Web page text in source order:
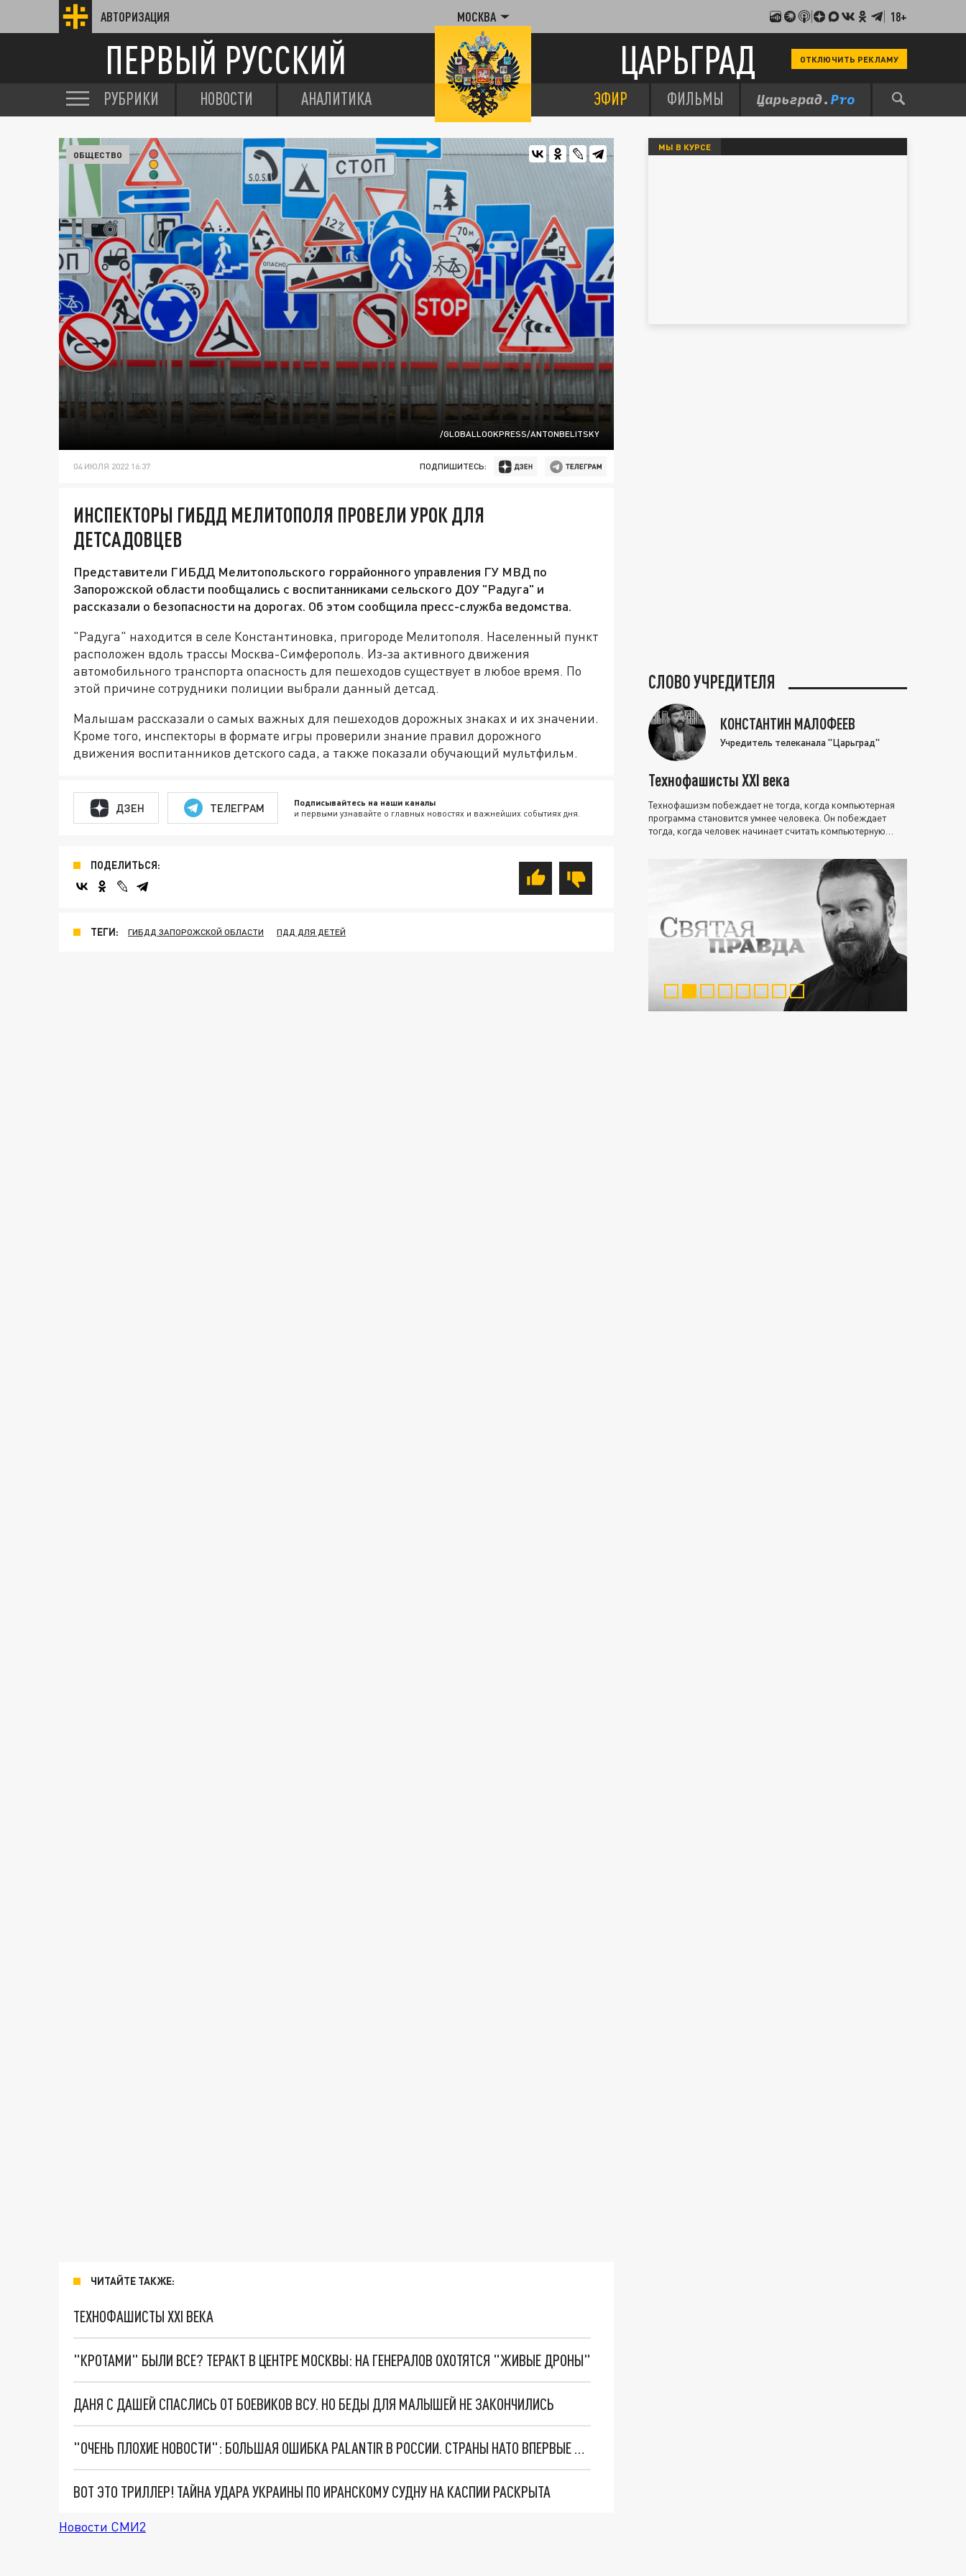
АВТОРИЗАЦИЯ МОСКВА 18+
ПЕРВЫЙ РУССКИЙ ЦАРЬГРАД ОТКЛЮЧИТЬ РЕКЛАМУ
РУБРИКИ НОВОСТИ АНАЛИТИКА ЭФИР ФИЛЬМЫ
/GLOBALLOOKPRESS/ANTONBELITSKY
ОБЩЕСТВО
04 ИЮЛЯ 2022 16:37 ПОДПИШИТЕСЬ:
ИНСПЕКТОРЫ ГИБДД МЕЛИТОПОЛЯ ПРОВЕЛИ УРОК ДЛЯ
ДЕТСАДОВЦЕВ
Представители ГИБДД Мелитопольского горрайонного управления ГУ МВД по
Запорожской области пообщались с воспитанниками сельского ДОУ "Радуга" и
рассказали о безопасности на дорогах. Об этом сообщила пресс-служба ведомства.
"Радуга" находится в селе Константиновка, пригороде Мелитополя. Населенный пункт
расположен вдоль трассы Москва-Симферополь. Из-за активного движения
автомобильного транспорта опасность для пешеходов существует в любое время. По
этой причине сотрудники полиции выбрали данный детсад.
Малышам рассказали о самых важных для пешеходов дорожных знаках и их значении.
Кроме того, инспекторы в формате игры проверили знание правил дорожного
движения воспитанников детского сада, а также показали обучающий мультфильм.
ДЗЕН ТЕЛЕГРАМ Подписывайтесь на наши каналы
и первыми узнавайте о главных новостях и важнейших событиях дня.
ПОДЕЛИТЬСЯ:
ТЕГИ: ГИБДД ЗАПОРОЖСКОЙ ОБЛАСТИ ПДД ДЛЯ ДЕТЕЙ
ЧИТАЙТЕ ТАКЖЕ:
ТЕХНОФАШИСТЫ XXI ВЕКА
"КРОТАМИ" БЫЛИ ВСЕ? ТЕРАКТ В ЦЕНТРЕ МОСКВЫ: НА ГЕНЕРАЛОВ ОХОТЯТСЯ "ЖИВЫЕ ДРОНЫ"
ДАНЯ С ДАШЕЙ СПАСЛИСЬ ОТ БОЕВИКОВ ВСУ. НО БЕДЫ ДЛЯ МАЛЫШЕЙ НЕ ЗАКОНЧИЛИСЬ
"ОЧЕНЬ ПЛОХИЕ НОВОСТИ": БОЛЬШАЯ ОШИБКА PALANTIR В РОССИИ. СТРАНЫ НАТО ВПЕРВЫЕ ЗА СВО ОСТАНОВИЛИ ПОСТАВКИ ОРУЖИЯ. ВСУ ТЕРЯЮТ ПРИГРАНИЧЬЕ?
ВОТ ЭТО ТРИЛЛЕР! ТАЙНА УДАРА УКРАИНЫ ПО ИРАНСКОМУ СУДНУ НА КАСПИИ РАСКРЫТА
Новости СМИ2
МЫ В КУРСЕ
СЛОВО УЧРЕДИТЕЛЯ
КОНСТАНТИН МАЛОФЕЕВ
Учредитель телеканала "Царьград"
Технофашисты XXI века
Технофашизм побеждает не тогда, когда компьютерная
программа становится умнее человека. Он побеждает
тогда, когда человек начинает считать компьютерную